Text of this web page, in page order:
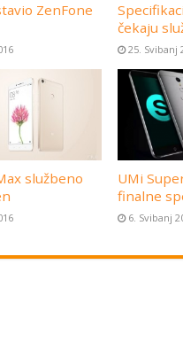
ZenFone
čekaju
25. Svibanj
službeno
UMi
finalne
6. Svibanj